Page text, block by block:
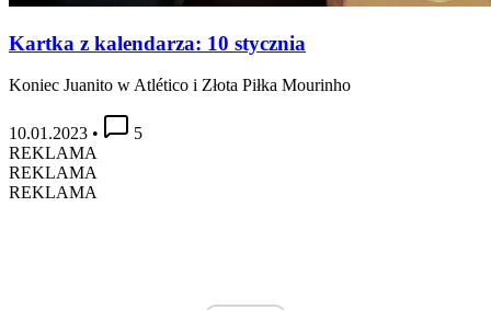
Kartka z kalendarza: 10 stycznia
Koniec Juanito w Atlético i Złota Piłka Mourinho
10.01.2023 •
5
REKLAMA
REKLAMA
REKLAMA